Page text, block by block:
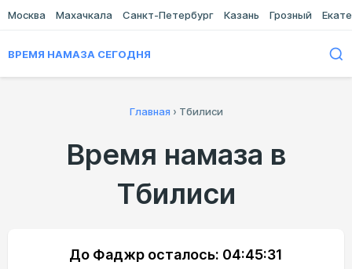
Москва Махачкала Санкт-Петербург Казань Грозный
ВРЕМЯ НАМАЗА СЕГОДНЯ
Главная › Тбилиси
Время намаза в
Тбилиси
До Фаджр осталось: 04:45:31